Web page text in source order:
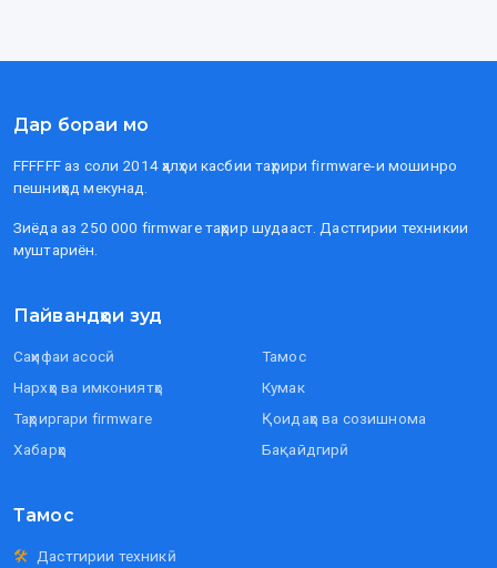
Дар бораи мо
FFFFFF аз соли 2014 ҳалҳои касбии таҳрири firmware-и мошинро
пешниҳод мекунад.
Зиёда аз 250 000 firmware таҳрир шудааст. Дастгирии техникии
муштариён.
Пайвандҳои зуд
Саҳифаи асосӣ
Нархҳо ва имкониятҳо
Таҳриргари firmware
Хабарҳо
Тамос
Кумак
Қоидаҳо ва созишнома
Бақайдгирӣ
Тамос
🛠 Дастгирии техникӣ